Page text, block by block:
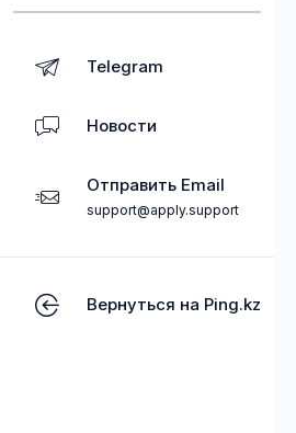
Telegram
Новости
Отправить Email
support@apply.support
Вернуться на Ping.kz